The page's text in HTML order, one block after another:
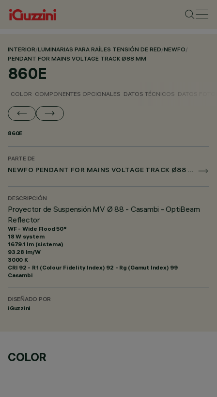
INTERIOR/LUMINARIAS PARA RAÍLES TENSIÓN DE RED/NEWFO/
PENDANT FOR MAINS VOLTAGE TRACK Ø88 MM
860E
COLOR COMPONENTES OPCIONALES DATOS TÉCNICOS DATOS
860E
PARTE DE
NEWFO PENDANT FOR MAINS VOLTAGE TRACK Ø88 MM
DESCRIPCIÓN
Proyector de Suspensión MV Ø 88 - Casambi - OptiBeam
Reflector
WF - Wide Flood 50°
18 W system
1679.1 lm (sistema)
93.28 lm/W
3000 K
CRI 92 - Rf (Colour Fidelity Index) 92 - Rg (Gamut Index) 99
Casambi
DISEÑADO POR
iGuzzini
COLOR